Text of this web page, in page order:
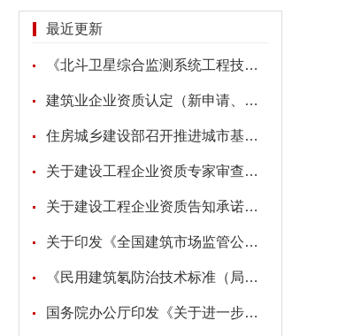
最近更新
《北斗卫星综合监测系统工程技术标准》
建筑业企业资质认定（新申请、增项、升级、重新核定）
住房城乡建设部召开推进城市基础设施生命线安全工程现场会
关于建设工程企业资质专家审查意见的公示
关于建设工程企业资质告知承诺申报情况的公示
关于印发《全国建筑市场监管公共服务平台工程建设项目招标代理机构信息数据标准》的通知
《民用建筑氡防治技术标准（局部修订征求意见稿）》
国务院办公厅印发《关于进一步促进民间投资发展的若干措施》的通知